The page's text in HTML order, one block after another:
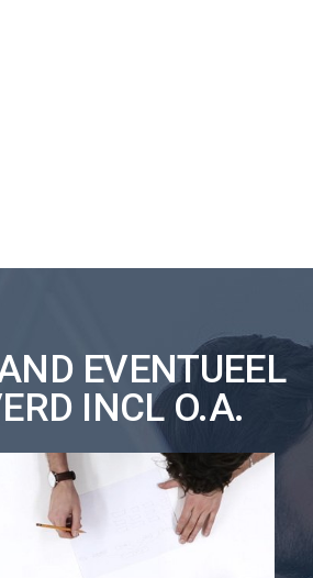
EVENTUEEL
INCL O.A.